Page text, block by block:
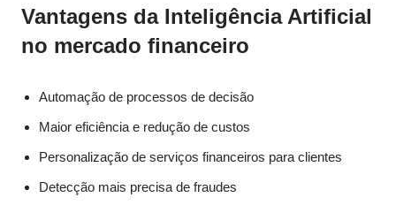
Vantagens da Inteligência Artificial
no mercado financeiro
Automação de processos de decisão
Maior eficiência e redução de custos
Personalização de serviços financeiros para clientes
Detecção mais precisa de fraudes